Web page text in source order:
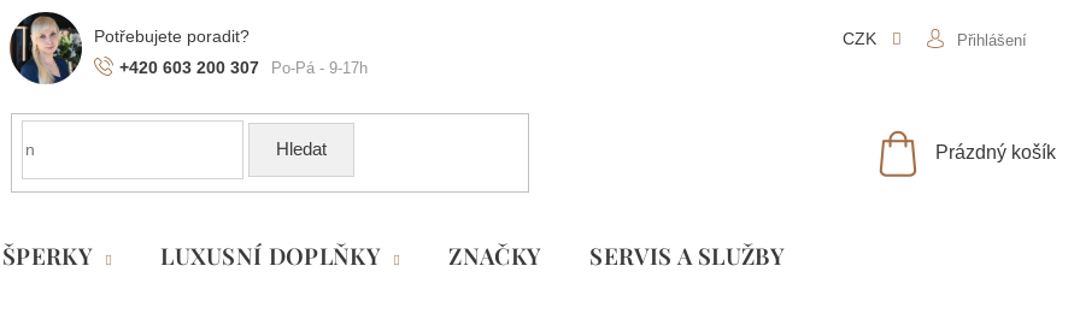
+420 603 200 307
CZK Přihlášení
Hledat
NÁKUPNÍ
Prázdný košík
ŠPERKY LUXUSNÍ DOPLŇKY ZNAČKY SLUŽBY